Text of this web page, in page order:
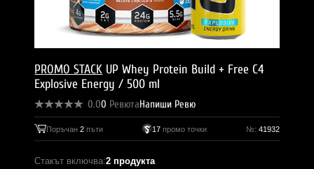
PROMO STACK UP Whey Protein Build + Free C4
Explosive Energy / 500 ml
0.00 РевютаНапиши Ревю
Поръчан2 пъти 17промо точки №: 41932
Стакът включва:2 продукта